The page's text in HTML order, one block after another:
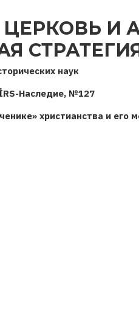
И
наук
Наследие, №127
христианства и его